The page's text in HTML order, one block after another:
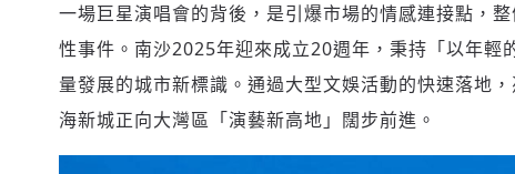
請輸入發送到
(十分鐘內
一場巨星演唱會的背後，是引爆市場的情感連接點，
性事件。南沙2025年迎來成立20週年，秉持「以年輕
量發展的城市新標識。通過大型文娛活動的快速落地
海新城正向大灣區「演藝新高地」闊步前進。